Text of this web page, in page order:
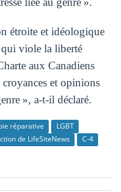
étroite et idéologique
qui viole la liberté
aux Canadiens
croyances et opinions
», a-t-il déclaré.
réparative
LGBT
de LifeSiteNews
C-4